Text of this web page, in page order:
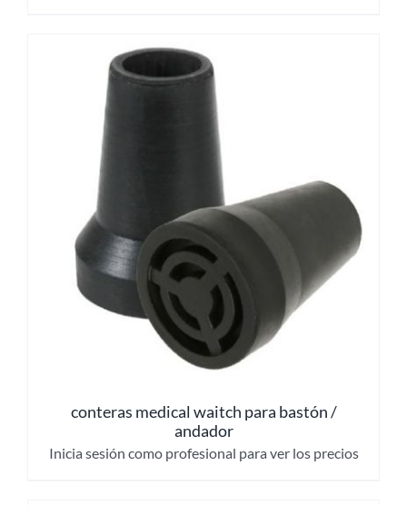
conteras medical waitch para bastón /
andador
Inicia sesión como profesional para ver los precios